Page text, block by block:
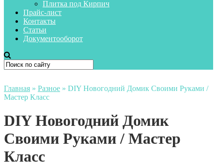
Плитка под Кирпич
Прайс-лист
Контакты
Статьи
Документооборот
Главная » Разное » DIY Новогодний Домик Своими Руками /
Мастер Класс
DIY Новогодний Домик
Своими Руками / Мастер
Класс